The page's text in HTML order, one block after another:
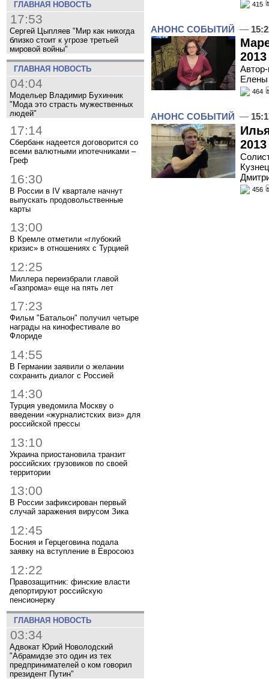
ГЛАВНАЯ НОВОСТЬ
17:53
Сергей Цыпляев "Мир как никогда
близко стоит к угрозе третьей
мировой войны"
ГЛАВНАЯ НОВОСТЬ
04:04
Модельер Владимир Бухинник
"Мода это страсть мужественных
людей"
17:14
Сбербанк надеется договорится со
всеми валютными ипотечниками –
Греф
16:30
В России в IV квартале начнут
выпускать продовольственные
карты
13:00
В Кремле отметили «глубокий
кризис» в отношениях с Турцией
12:25
Миллера переизбрали главой
«Газпрома» еще на пять лет
17:23
Фильм "Батальон" получил четыре
награды на кинофестивале во
Флориде
14:55
В Германии заявили о желании
сохранить диалог с Россией
14:30
Турция уведомила Москву о
введении «журналистских виз» для
российской прессы
13:10
Украина приостановила транзит
российских грузовиков по своей
территории
13:00
В России зафиксирован первый
случай заражения вирусом Зика
12:45
Босния и Герцеговина подала
заявку на вступление в Евросоюз
12:22
Правозащитник: финские власти
депортируют российскую
пенсионерку
ГЛАВНАЯ НОВОСТЬ
03:34
Адвокат Юрий Новолодский
"Абрамидзе это один из тех
предпринимателей о ком говорил
президент Путин"
415
АНОНС СОБЫТИЙ —
Елены
464
АНОНС СОБЫТИЙ —
456